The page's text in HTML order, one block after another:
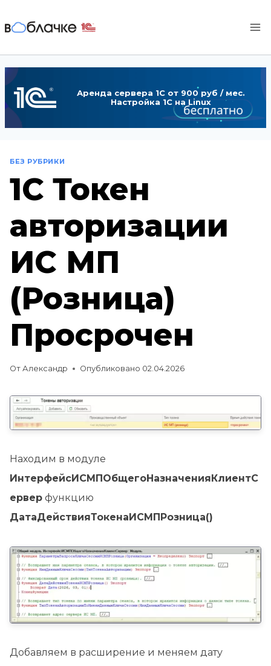
к
Аренда сервера 1С от 900 руб / мес.
Настройка 1С на Linux
БЕЗ РУБРИКИ
1C Токен
авторизации
ИС МП
(Розница)
Просрочен
От Александр Опубликовано 02.04.2026
Находим в модуле
ИнтерфейсИСМПОбщегоНазначенияКлиентС
ервер функцию
ДатаДействияТокенаИСМПРозница()
Добавляем в расширение и меняем дату